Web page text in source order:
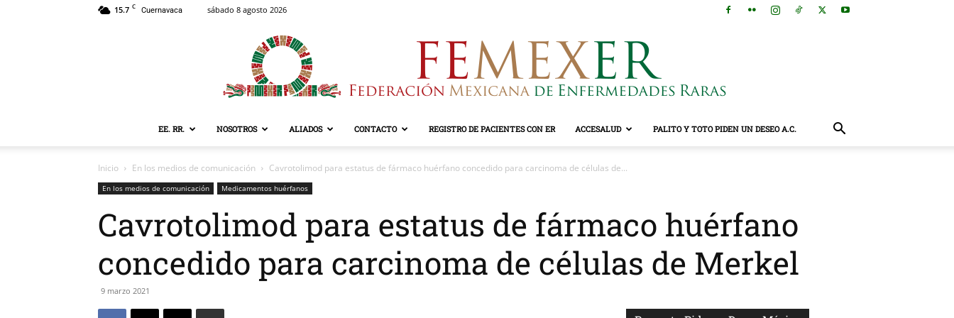
15.7 C Cuernavaca sábado 8 agosto 2026
EE. RR. NOSOTROS ALIADOS CONTACTO REGISTRO DE PACIENTES CON ER ACCESALUD PALITO Y TOTO PIDEN UN DESEO A.C.
Inicio En los medios de comunicación Cavrotolimod para estatus de fármaco huérfano concedido para carcinoma de células de...
En los medios de comunicación Medicamentos huérfanos
Cavrotolimod para estatus de fármaco huérfano
concedido para carcinoma de células de Merkel
9 marzo 2021